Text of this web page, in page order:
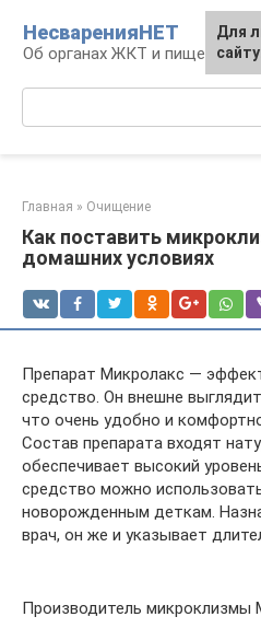
контенту
НесваренияНЕТ
Об органах ЖКТ и
Главная » Очищение
Как поставить
домашних условиях
Препарат Микролакс —
средство. Он внешне
что очень удобно и
Состав препарата входят
обеспечивает высокий
средство можно
новорожденным деткам.
врач, он же и указывает
Производитель микроклизмы
Для